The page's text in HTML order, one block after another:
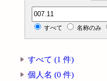
分類記号検索
すべて 名称のみ
すべて (1 件)
個人名 (0 件)